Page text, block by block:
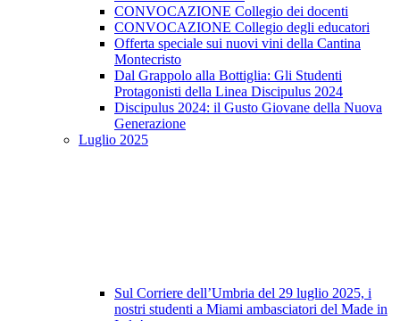
CONVOCAZIONE Collegio dei docenti
CONVOCAZIONE Collegio degli educatori
Offerta speciale sui nuovi vini della Cantina
Montecristo
Dal Grappolo alla Bottiglia: Gli Studenti
Protagonisti della Linea Discipulus 2024
Discipulus 2024: il Gusto Giovane della Nuova
Generazione
Luglio 2025
Sul Corriere dell’Umbria del 29 luglio 2025, i
nostri studenti a Miami ambasciatori del Made in